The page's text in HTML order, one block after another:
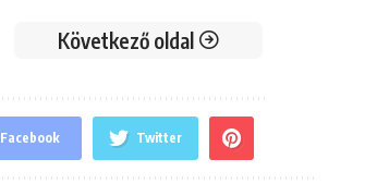
Következő oldal
Facebook Twitter